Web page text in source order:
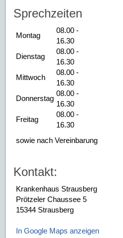
Sprechzeiten
Montag
08.00 -
16.30
Dienstag
08.00 -
16.30
Mittwoch
08.00 -
16.30
Donnerstag
08.00 -
16.30
Freitag
08.00 -
16.30
sowie nach Vereinbarung
Kontakt:
Krankenhaus Strausberg
Prötzeler Chaussee 5
15344 Strausberg
In Google Maps anzeigen